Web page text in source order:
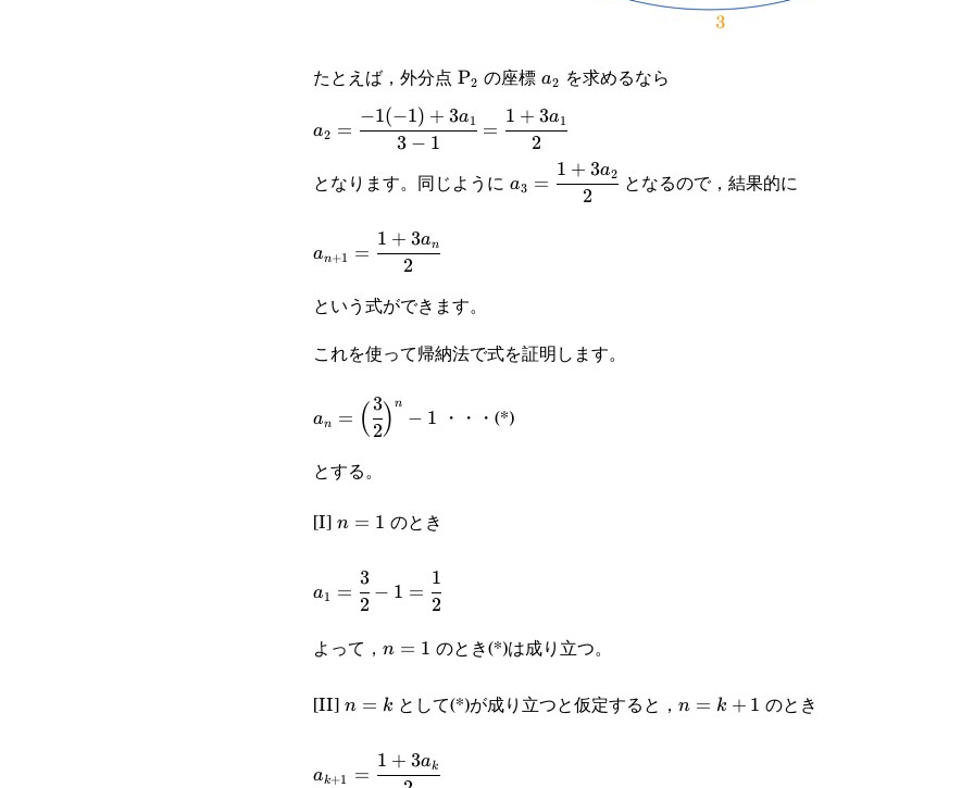
たとえば，外分点 \text{P}_2
P2 の座標 a2 を求めるなら
a_2=\cfrac{-1(-1)+3a_1}
{3-1}=\cfrac{1+3a_1}
{2}
a2 =
3 − 1
−1(−1) + 3a1 =
2
1 + 3a1
となります。同じように
a_3=\cfrac{1+3a_2}
a3 =
2
1 + 3a2となるので，結果的に
a_{n+1}=\cfrac{1+3a_n}
an+1 =
2
1 + 3an
という式ができます。
これを使って帰納法で式を証明します。
a_n=\Big(\cfrac{3}
{2}\Big)^n-1
an = ( 2
3) n
− 1 ・・・(*)
とする。
[I] n=1
n = 1 のとき
a_1=\cfrac{3}
{2}-1=\cfrac{1}
{2}
a1 =
2
3
− 1 =
2
1
よって， n=1
n = 1 のとき(*)は成り立つ。
[II] n=k
n = k として(*)が成り立つと仮定すると，n=k+1
n = k + 1 のとき
a_{k+1}=\cfrac{1+3a_k}
ak+1 =
1 + 3ak